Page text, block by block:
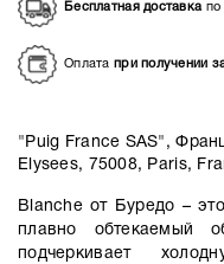
Бесплатная доставкапо
Оплата при получении
"Puig France SAS",
Elysees, 75008, Paris,
Blanche от Буредо –
плавно обтекаемый
подчеркивает